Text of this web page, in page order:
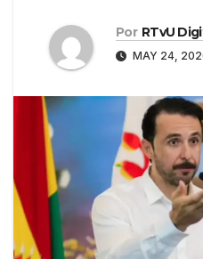
Por RTvU
MAY 24,